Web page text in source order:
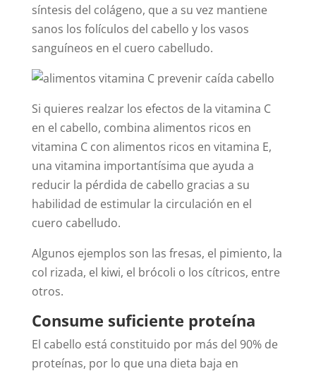
síntesis del colágeno, que a su vez mantiene
sanos los folículos del cabello y los vasos
sanguíneos en el cuero cabelludo.
Si quieres realzar los efectos de la vitamina C
en el cabello, combina alimentos ricos en
vitamina C con alimentos ricos en vitamina E,
una vitamina importantísima que ayuda a
reducir la pérdida de cabello gracias a su
habilidad de estimular la circulación en el
cuero cabelludo.
Algunos ejemplos son las fresas, el pimiento, la
col rizada, el kiwi, el brócoli o los cítricos, entre
otros.
Consume suficiente proteína
El cabello está constituido por más del 90% de
proteínas, por lo que una dieta baja en